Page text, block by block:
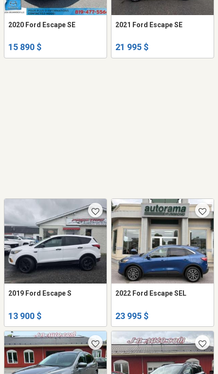
2020 Ford Escape SE
15 890 $
2021 Ford Escape SE
21 995 $
2019 Ford Escape S
13 900 $
2022 Ford Escape SEL
23 995 $